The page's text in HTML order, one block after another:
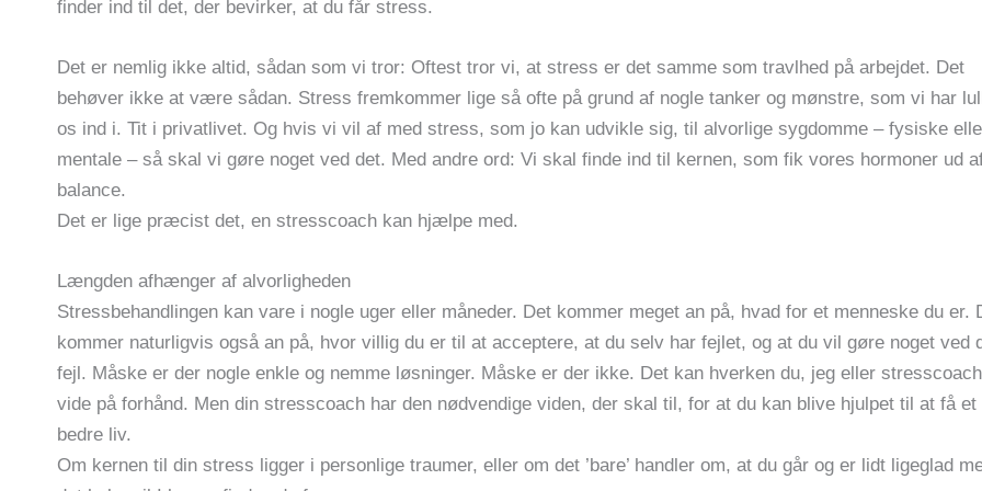
finder ind til det, der bevirker, at du får stress.
Det er nemlig ikke altid, sådan som vi tror: Oftest tror vi, at stress er det samme som travlhed på arbejdet. Det
behøver ikke at være sådan. Stress fremkommer lige så ofte på grund af nogle tanker og mønstre, som vi har
os ind i. Tit i privatlivet. Og hvis vi vil af med stress, som jo kan udvikle sig, til alvorlige sygdomme – fysiske
mentale – så skal vi gøre noget ved det. Med andre ord: Vi skal finde ind til kernen, som fik vores hormoner ud
balance.
Det er lige præcist det, en stresscoach kan hjælpe med.
Længden afhænger af alvorligheden
Stressbehandlingen kan vare i nogle uger eller måneder. Det kommer meget an på, hvad for et menneske du er.
kommer naturligvis også an på, hvor villig du er til at acceptere, at du selv har fejlet, og at du vil gøre noget ved
fejl. Måske er der nogle enkle og nemme løsninger. Måske er der ikke. Det kan hverken du, jeg eller
vide på forhånd. Men din stresscoach har den nødvendige viden, der skal til, for at du kan blive hjulpet til at få et
bedre liv.
Om kernen til din stress ligger i personlige traumer, eller om det ’bare’ handler om, at du går og er lidt ligeglad